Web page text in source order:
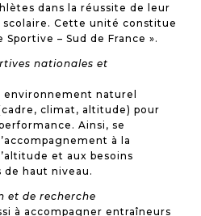
dans la réussite de leur
Cette unité constitue
Sportive – Sud de France ».
nationales et
environnement naturel
climat, altitude) pour
Ainsi, se
à la
et aux besoins
de haut niveau.
et de recherche
à accompagner entraîneurs